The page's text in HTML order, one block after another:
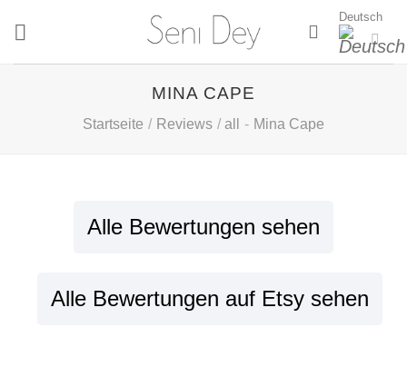
Deutsch
MINA CAPE
Startseite / Reviews / all - Mina Cape
Alle Bewertungen sehen
Alle Bewertungen auf Etsy sehen